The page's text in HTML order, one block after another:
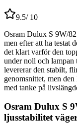
9.5/ 10
Osram Dulux S 9W/
men efter att ha testat
det klart varför den
under noll och lampan
levererar den stabilt,
genomsnittet, men
med tanke på
Osram Dulux S
ljusstabilitet